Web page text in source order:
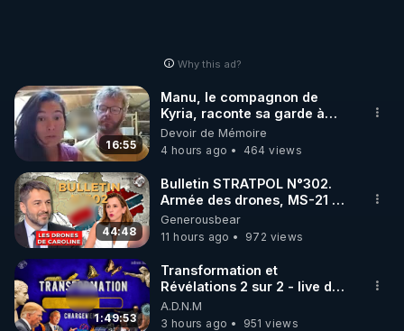
Why this ad?
16:55
Manu, le compagnon de
Kyria, raconte sa garde à
vue musclée. PARTAGEZ!
Devoir de Mémoire
4 hours ago
464 views
44:48
Bulletin STRATPOL N°302.
Armée des drones, MS-21 en
série, missiles coréens.
07.08.2026.
Generousbear
11 hours ago
972 views
1:49:53
Transformation et
Révélations 2 sur 2 - live du
07/08/26
A.D.N.M
3 hours ago
951 views